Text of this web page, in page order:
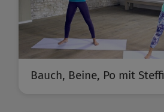
Bauch, Beine, Po mit Steffi